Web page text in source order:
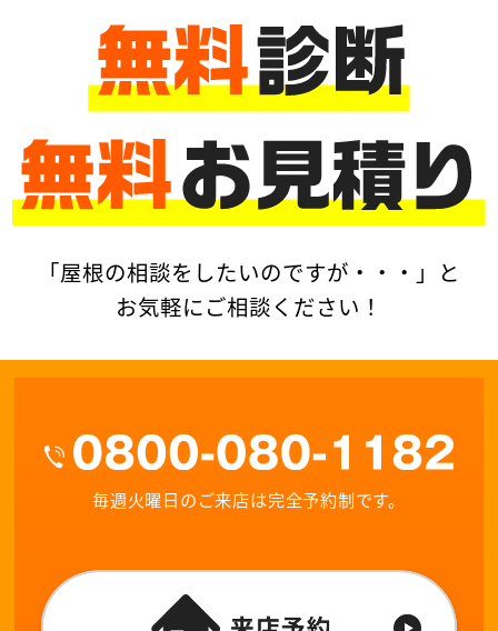
「屋根の相談をしたいのですが・・・」と
お気軽にご相談ください！
毎週火曜日のご来店は完全予約制です。